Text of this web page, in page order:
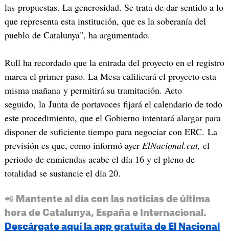
las propuestas. La generosidad. Se trata de dar sentido a lo
que representa esta institución, que es la soberanía del
pueblo de Catalunya", ha argumentado.
Rull ha recordado que la entrada del proyecto en el registro
marca el primer paso. La Mesa calificará el proyecto esta
misma mañana y permitirá su tramitación. Acto
seguido, la Junta de portavoces fijará el calendario de todo
este procedimiento, que el Gobierno intentará alargar para
disponer de suficiente tiempo para negociar con ERC. La
previsión es que, como informó ayer ElNacional.cat, el
periodo de enmiendas acabe el día 16 y el pleno de
totalidad se sustancie el día 20.
📲 Mantente al día con las noticias de última
hora de Catalunya, España e Internacional.
Descárgate aquí la app gratuita de El Nacional